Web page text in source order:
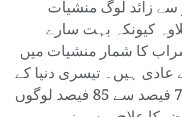
کروڑ سے زائد لوگ منشیات
کیونکہ بہت سارے
کا شمار منشیات میں
عادی ہیں۔ تیسری دنیا کے
ممالک میں 76 فیصد سے 85 فیصد لوگوں